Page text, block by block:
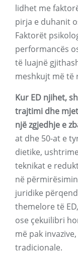
lidhet me
pirja e duhanit
Faktorët
performancës
të luajnë
meshkujt më të
Kur ED njihet,
trajtimi dhe
një zgjedhje e
at dhe 50-at e
dietike,
teknikat e
në
juridike
themelore të
ose çekuilibri
më pak
tradicionale.